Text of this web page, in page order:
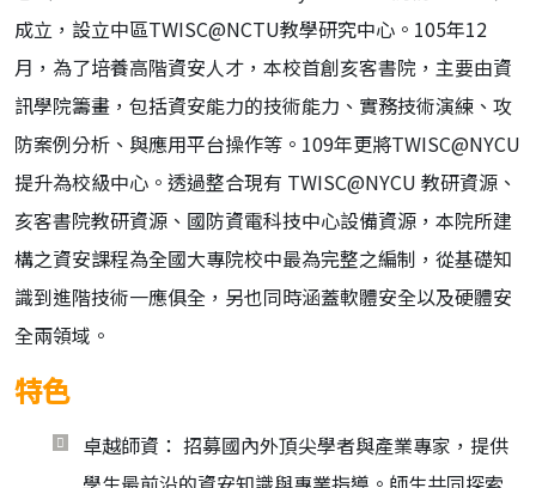
成立，設立中區TWISC@NCTU教學研究中心。105年12
月，為了培養高階資安人才，本校首創亥客書院，主要由資
訊學院籌畫，包括資安能力的技術能力、實務技術演練、攻
防案例分析、與應用平台操作等。109年更將TWISC@NYCU
提升為校級中心。透過整合現有 TWISC@NYCU 教研資源、
亥客書院教研資源、國防資電科技中心設備資源，本院所建
構之資安課程為全國大專院校中最為完整之編制，從基礎知
識到進階技術一應俱全，另也同時涵蓋軟體安全以及硬體安
全兩領域。
特色
卓越師資： 招募國內外頂尖學者與產業專家，提供